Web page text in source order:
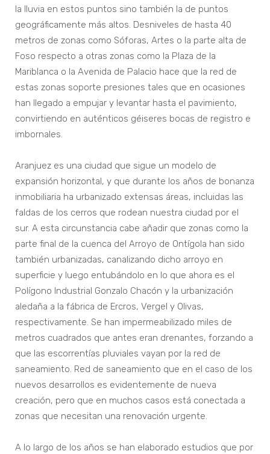
la lluvia en estos puntos sino también la de puntos
geográficamente más altos. Desniveles de hasta 40
metros de zonas como Sóforas, Artes o la parte alta de
Foso respecto a otras zonas como la Plaza de la
Mariblanca o la Avenida de Palacio hace que la red de
estas zonas soporte presiones tales que en ocasiones
han llegado a empujar y levantar hasta el pavimiento,
convirtiendo en auténticos géiseres bocas de registro e
imbornales.
Aranjuez es una ciudad que sigue un modelo de
expansión horizontal, y que durante los años de bonanza
inmobiliaria ha urbanizado extensas áreas, incluidas las
faldas de los cerros que rodean nuestra ciudad por el
sur. A esta circunstancia cabe añadir que zonas como la
parte final de la cuenca del Arroyo de Ontígola han sido
también urbanizadas, canalizando dicho arroyo en
superficie y luego entubándolo en lo que ahora es el
Polígono Industrial Gonzalo Chacón y la urbanización
aledaña a la fábrica de Ercros, Vergel y Olivas,
respectivamente. Se han impermeabilizado miles de
metros cuadrados que antes eran drenantes, forzando a
que las escorrentías pluviales vayan por la red de
saneamiento. Red de saneamiento que en el caso de los
nuevos desarrollos es evidentemente de nueva
creación, pero que en muchos casos está conectada a
zonas que necesitan una renovación urgente.
A lo largo de los años se han elaborado estudios que por